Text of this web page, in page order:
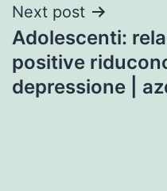
Next post
Adolescenti:
positive
depressione |